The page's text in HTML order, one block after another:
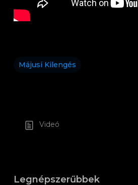
Májusi Kilengés
Videó
Legnépszerűbbek